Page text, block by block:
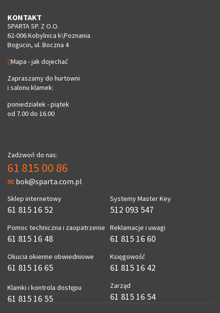
KONTAKT
SPARTA SP. Z O.O.
62-006 Kobylnica k\Poznania
Bogucin, ul. Boczna 4
Mapa - jak dojechać
Zapraszamy do hurtowni
i salonu klamek:
poniedziałek - piątek
od 7.00 do 16.00
Zadzwoń do nas:
61 815 00 86
bok@sparta.com.pl
Sklep internetowy
61 815 16 52
Pomoc techniczna i zaopatrzenie
61 815 16 48
Okucia okienne obwiedniowe
61 815 16 65
Klamki i kontrola dostępu
61 815 16 55
Systemy Master Key
512 093 547
Reklamacje i uwagi
61 815 16 60
Księgowość
61 815 16 42
Zarząd
61 815 16 54